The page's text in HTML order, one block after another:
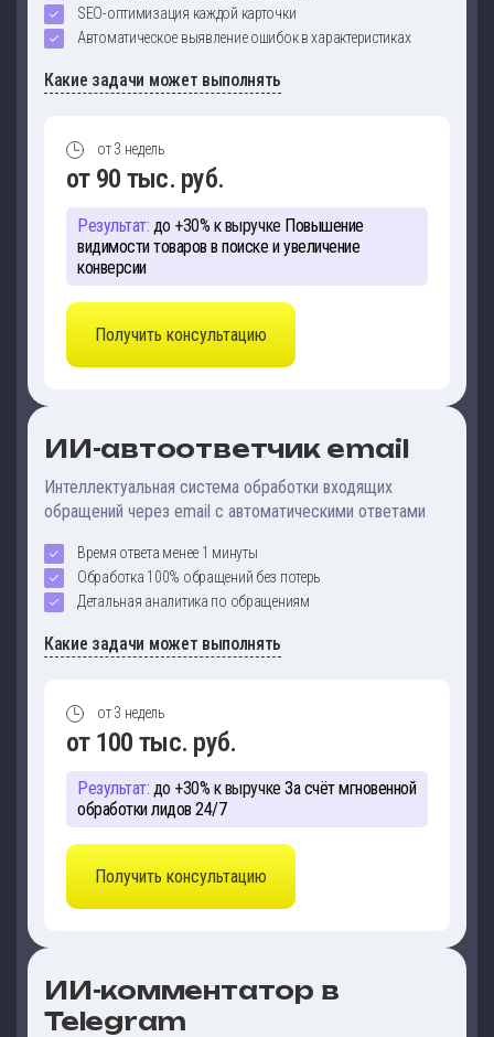
SEO-оптимизация каждой карточки
Автоматическое выявление ошибок в характеристиках
Какие задачи может выполнять
от 3 недель
от 90 тыс. руб.
Результат: до +30% к выручке Повышение
видимости товаров в поиске и увеличение
конверсии
Получить консультацию
ИИ-автоответчик email
Интеллектуальная система обработки входящих
обращений через email с автоматическими ответами
Время ответа менее 1 минуты
Обработка 100% обращений без потерь
Детальная аналитика по обращениям
Какие задачи может выполнять
от 3 недель
от 100 тыс. руб.
Результат: до +30% к выручке За счёт мгновенной
обработки лидов 24/7
Получить консультацию
ИИ-комментатор в
Telegram